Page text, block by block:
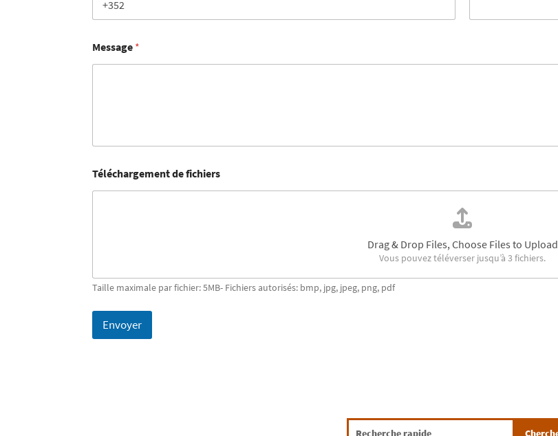
Message *
Téléchargement de fichiers
Drag & Drop Files,Choose Files to Upload
Vous pouvez téléverser jusqu’à 3 fichiers.
Taille maximale par fichier: 5MB- Fichiers autorisés: bmp, jpg, jpeg, png, pdf
Envoyer